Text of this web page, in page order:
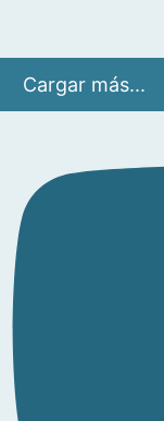
Cargar más...